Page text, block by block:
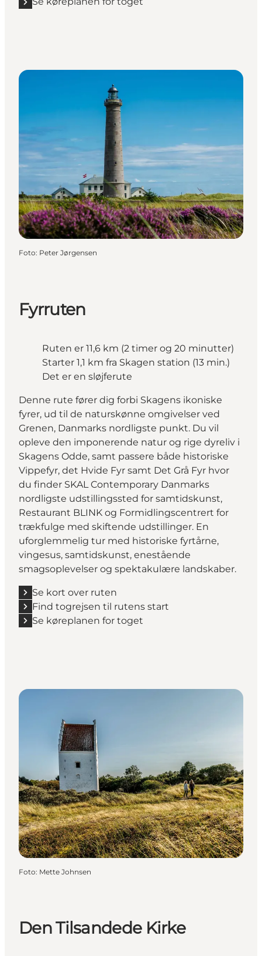
Foto: Peter Jørgensen
Fyrruten
Ruten er 11,6 km (2 timer og 20 minutter)
Starter 1,1 km fra Skagen station (13 min.)
Det er en sløjferute
Denne rute fører dig forbi Skagens ikoniske
fyrer, ud til de naturskønne omgivelser ved
Grenen, Danmarks nordligste punkt. Du vil
opleve den imponerende natur og rige dyreliv i
Skagens Odde, samt passere både historiske
Vippefyr, det Hvide Fyr samt Det Grå Fyr hvor
du finder SKAL Contemporary Danmarks
nordligste udstillingssted for samtidskunst,
Restaurant BLINK og Formidlingscentrert for
trækfulge med skiftende udstillinger. En
uforglemmelig tur med historiske fyrtårne,
vingesus, samtidskunst, enestående
smagsoplevelser og spektakulære landskaber.
Se kort over ruten
Find togrejsen til rutens start
Se køreplanen for toget
Foto: Mette Johnsen
Den Tilsandede Kirke